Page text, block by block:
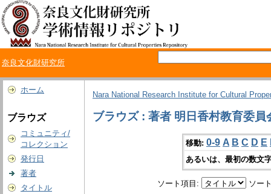
奈良文化財研究所
ホーム
ブラウズ
コミュニティ/
コレクション
発行日
著者
タイトル
Nara National Research Institute for Cultural
ブラウズ : 著者 明日香村教育委員
移動: 0-9 A B C D E
あるいは、最初の数文
ソート項目: ソー